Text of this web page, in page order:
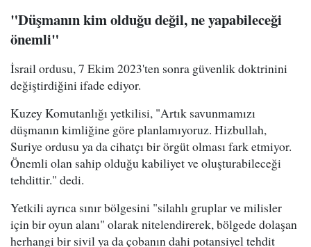
"Düşmanın kim olduğu değil, ne yapabileceği
önemli"
İsrail ordusu, 7 Ekim 2023'ten sonra güvenlik doktrinini
değiştirdiğini ifade ediyor.
Kuzey Komutanlığı yetkilisi, "Artık savunmamızı
düşmanın kimliğine göre planlamıyoruz. Hizbullah,
Suriye ordusu ya da cihatçı bir örgüt olması fark etmiyor.
Önemli olan sahip olduğu kabiliyet ve oluşturabileceği
tehdittir." dedi.
Yetkili ayrıca sınır bölgesini "silahlı gruplar ve milisler
için bir oyun alanı" olarak nitelendirerek, bölgede dolaşan
herhangi bir sivil ya da çobanın dahi potansiyel tehdit